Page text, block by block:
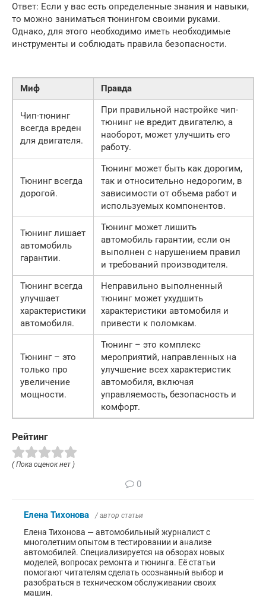
Ответ: Если у вас есть определенные знания и навыки,
то можно заниматься тюнингом своими руками.
Однако, для этого необходимо иметь необходимые
инструменты и соблюдать правила безопасности.
Миф Правда
Чип-тюнинг
всегда вреден
для двигателя.
При правильной настройке чип-
тюнинг не вредит двигателю, а
наоборот, может улучшить его
работу.
Тюнинг всегда
дорогой.
Тюнинг может быть как дорогим,
так и относительно недорогим, в
зависимости от объема работ и
используемых компонентов.
Тюнинг лишает
автомобиль
гарантии.
Тюнинг может лишить
автомобиль гарантии, если он
выполнен с нарушением правил
и требований производителя.
Тюнинг всегда
улучшает
характеристики
автомобиля.
Неправильно выполненный
тюнинг может ухудшить
характеристики автомобиля и
привести к поломкам.
Тюнинг – это
только про
увеличение
мощности.
Тюнинг – это комплекс
мероприятий, направленных на
улучшение всех характеристик
автомобиля, включая
управляемость, безопасность и
комфорт.
Рейтинг
( Пока оценок нет )
0
Елена Тихонова / автор статьи
Елена Тихонова — автомобильный журналист с
многолетним опытом в тестировании и анализе
автомобилей. Специализируется на обзорах новых
моделей, вопросах ремонта и тюнинга. Её статьи
помогают читателям сделать осознанный выбор и
разобраться в техническом обслуживании своих
машин.